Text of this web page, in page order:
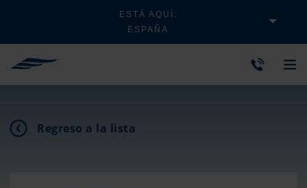
ESTÁ AQUÍ:
ESPAÑA
Regreso a la lista